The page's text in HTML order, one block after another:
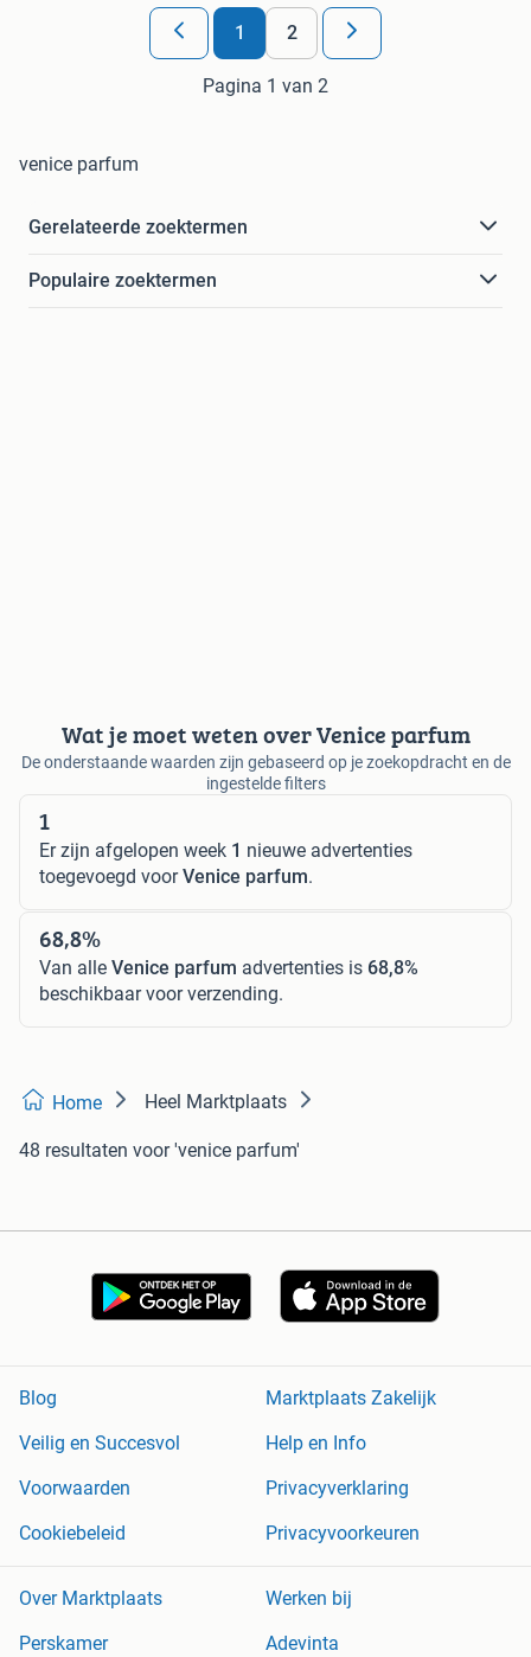
1 2
Pagina 1 van 2
venice parfum
Gerelateerde zoektermen
Populaire zoektermen
Wat je moet weten over Venice parfum
De onderstaande waarden zijn gebaseerd op je zoekopdracht en de
ingestelde filters
1
Er zijn afgelopen week 1 nieuwe advertenties
toegevoegd voorVenice parfum.
68,8%
Van alle Venice parfum advertenties is 68,8%
beschikbaar voor verzending.
Home Heel Marktplaats
48 resultaten voor 'venice parfum'
Blog
Marktplaats Zakelijk
Veilig en Succesvol
Help en Info
Voorwaarden
Privacyverklaring
Cookiebeleid
Privacyvoorkeuren
Over Marktplaats
Werken bij
Perskamer
Adevinta